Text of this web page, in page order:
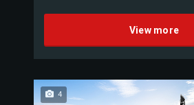
View more
4